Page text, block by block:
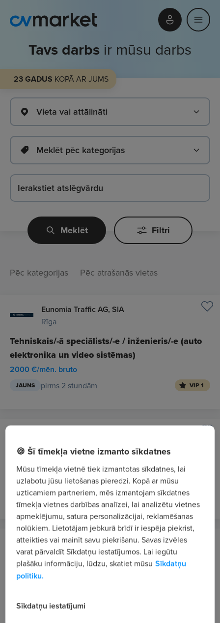
Tavs darbs ir mūsu darbs
23 GADUS KOPĀ AR JUMS
Vieta vai attālināti
Meklēt pēc kategorijas
Meklēt Filtri
Pēc kategorijas Pēc atrašanās vietas
Eunomia Traffic AG, SIA
Rīga
Tehniskais/-ā speciālists/-e / inženieris/-e (auto
elektronika un video sistēmas)
2000 €/mēn. bruto
JAUNS pirms 2 stundām VIP 1
Mārketinga projektu vadītājs/-a
2000 - 2200 €/mēn. bruto
JAUNS pirms 2 stundām
Konig Distribution, AS
Rīga
Zīmola attīstības vadītājs/-a (Brand Development
2300 - 3000 €/mēn. bruto
🍪 Šī tīmekļa vietne izmanto sīkdatnes
Mūsu tīmekļa vietnē tiek izmantotas sīkdatnes, lai
uzlabotu jūsu lietošanas pieredzi. Kopā ar mūsu
uzticamiem partneriem, mēs izmantojam sīkdatnes
tīmekļa vietnes darbības analīzei, lai analizētu vietnes
apmeklējumu, satura personalizācijai, reklamēšanas
nolūkiem. Lietotājam jebkurā brīdī ir iespēja piekrist,
atteikties vai mainīt savu piekrišanu. Savas izvēles
varat pārvaldīt Sīkdatņu iestatījumos. Lai iegūtu
plašāku informāciju, lūdzu, skatiet mūsu Sīkdatņu
politiku.
Sīkdatņu iestatījumi